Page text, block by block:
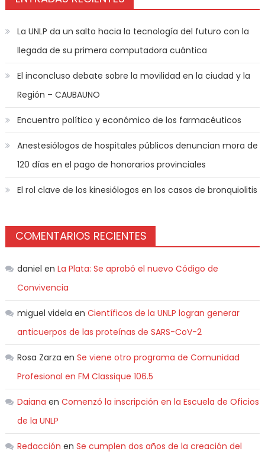
La UNLP da un salto hacia la tecnología del futuro con la
llegada de su primera computadora cuántica
El inconcluso debate sobre la movilidad en la ciudad y la
Región – CAUBAUNO
Encuentro político y económico de los farmacéuticos
Anestesiólogos de hospitales públicos denuncian mora de
120 días en el pago de honorarios provinciales
El rol clave de los kinesiólogos en los casos de bronquiolitis
COMENTARIOS RECIENTES
daniel en La Plata: Se aprobó el nuevo Código de
Convivencia
miguel videla en Científicos de la UNLP logran generar
anticuerpos de las proteínas de SARS-CoV-2
Rosa Zarza en Se viene otro programa de Comunidad
Profesional en FM Classique 106.5
Daiana en Comenzó la inscripción en la Escuela de Oficios
de la UNLP
Redacción en Se cumplen dos años de la creación del